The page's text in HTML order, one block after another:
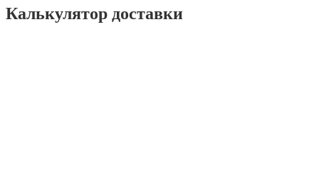
Калькулятор доставки